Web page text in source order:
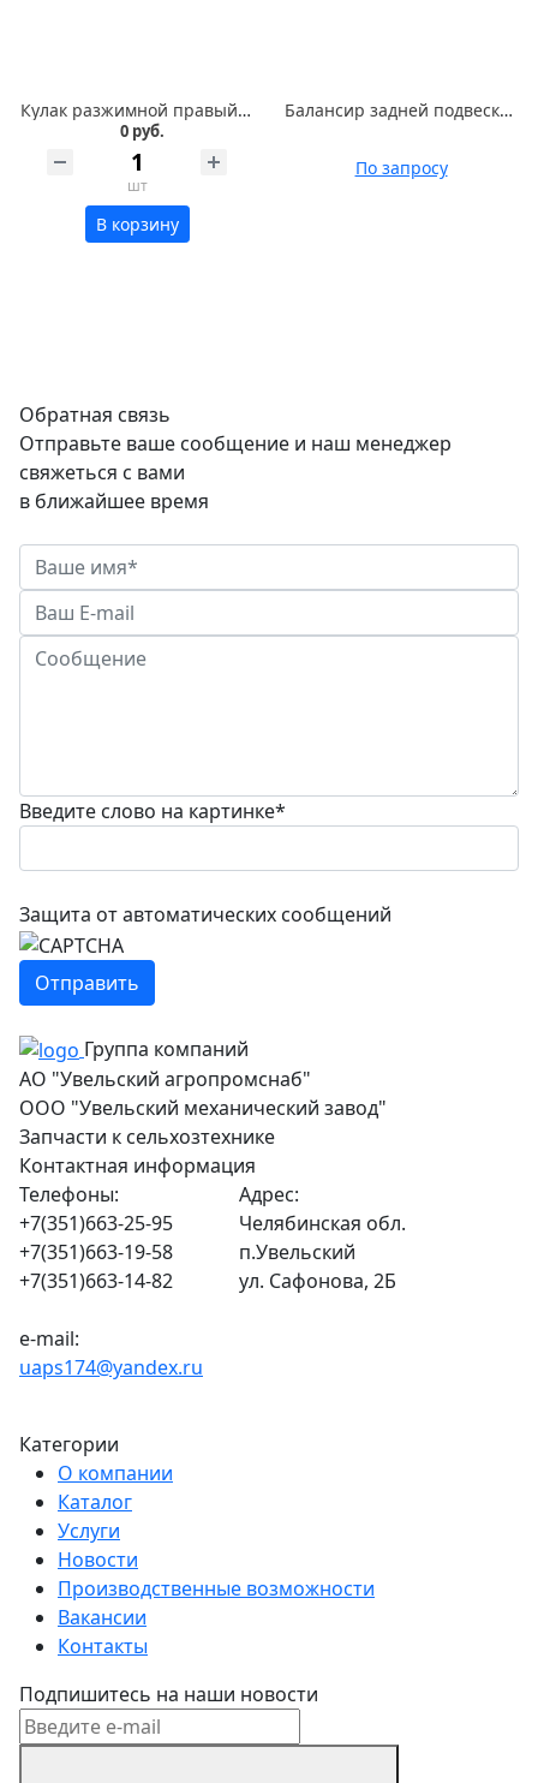
Кулак разжимной правый 5202-35021110-03
0 руб.
шт
В корзину
Балансир задней подвески 603000-2918010
По запросу
Обратная связь
Отправьте ваше сообщение и наш менеджер
свяжеться с вами
в ближайшее время
Введите слово на картинке*
Защита от автоматических сообщений
Группа компаний
АО "Увельский агропромснаб"
ООО "Увельский механический завод"
Запчасти к сельхозтехнике
Контактная информация
Телефоны:
+7(351)663-25-95
+7(351)663-19-58
+7(351)663-14-82
e-mail:
uaps174@yandex.ru
Адрес:
Челябинская обл.
п.Увельский
ул. Сафонова, 2Б
Категории
О компании
Каталог
Услуги
Новости
Производственные возможности
Вакансии
Контакты
Подпишитесь на наши новости